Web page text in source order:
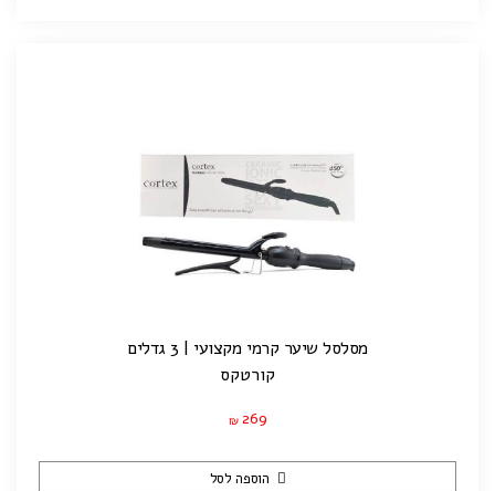
מסלסל שיער קרמי מקצועי | 3 גדלים
קורטקס
₪ 269
הוספה לסל